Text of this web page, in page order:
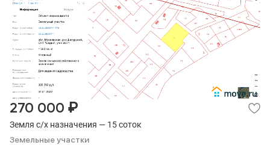
Земля с/х назначения — 15 соток
Земельные участки
270 000 ₽